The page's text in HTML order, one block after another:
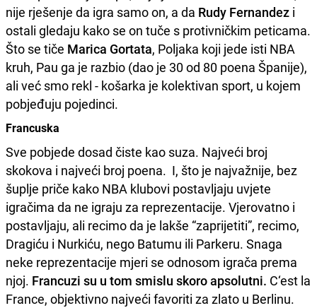
nije rješenje da igra samo on, a da Rudy Fernandez i
ostali gledaju kako se on tuče s protivničkim peticama.
Što se tiče Marica Gortata, Poljaka koji jede isti NBA
kruh, Pau ga je razbio (dao je 30 od 80 poena Španije),
ali već smo rekl - košarka je kolektivan sport, u kojem
pobjeđuju pojedinci.
Francuska
Sve pobjede dosad čiste kao suza. Najveći broj
skokova i najveći broj poena. I, što je najvažnije, bez
šuplje priče kako NBA klubovi postavljaju uvjete
igračima da ne igraju za reprezentacije. Vjerovatno i
postavljaju, ali recimo da je lakše “zaprijetiti”, recimo,
Dragiću i Nurkiću, nego Batumu ili Parkeru. Snaga
neke reprezentacije mjeri se odnosom igrača prema
njoj. Francuzi su u tom smislu skoro apsolutni. C‘est la
France, objektivno najveći favoriti za zlato u Berlinu.